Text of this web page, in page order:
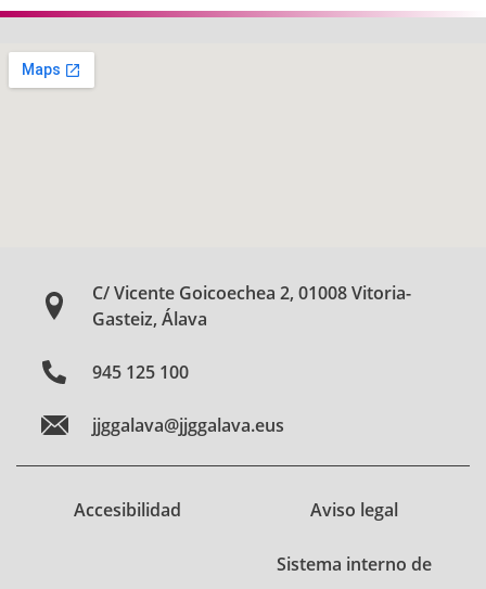
C/ Vicente Goicoechea 2, 01008 Vitoria-
Gasteiz, Álava
945 125 100
jjggalava@jjggalava.eus
Accesibilidad Aviso legal
Sistema interno de